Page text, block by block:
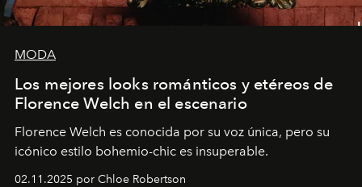
MODA
Los mejores looks románticos y etéreos de
Florence Welch en el escenario
Florence Welch es conocida por su voz única, pero su
icónico estilo bohemio-chic es insuperable.
02.11.2025 por Chloe Robertson